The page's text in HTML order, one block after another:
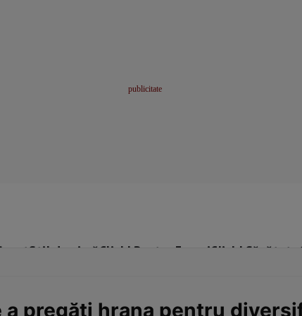
Stil de viațăClick! Pentru FemeiClick! Sănătate
a pregăti hrana pentru